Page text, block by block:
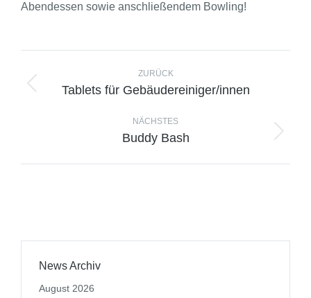
Abendessen sowie anschließendem Bowling!
ZURÜCK
Tablets für Gebäudereiniger/innen
NÄCHSTES
Buddy Bash
News Archiv
August 2026